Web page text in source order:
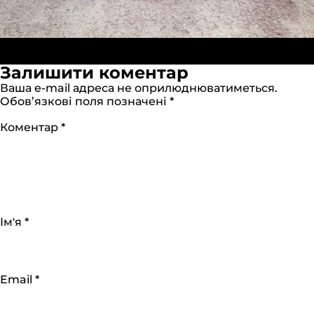
Залишити коментар
Ваша e-mail адреса не оприлюднюватиметься.
Обов’язкові поля позначені *
Коментар *
Ім'я *
Email *